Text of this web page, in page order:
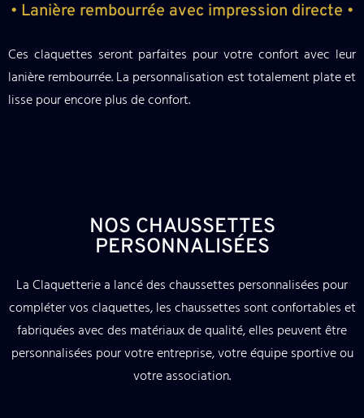
• Lanière rembourrée avec impression directe •
Ces claquettes seront parfaites pour votre confort avec leur
lanière rembourrée. La personnalisation est totalement plate et
lisse pour encore plus de confort.
NOS CHAUSSETTES
PERSONNALISÉES
La Claquetterie a lancé des chaussettes personnalisées pour
compléter vos claquettes, les chaussettes sont confortables et
fabriquées avec des matériaux de qualité, elles peuvent être
personnalisées pour votre entreprise, votre équipe sportive ou
votreassociation.